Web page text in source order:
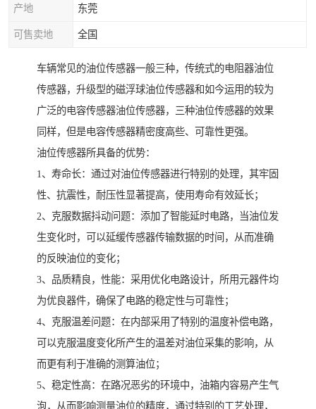
产地 东莞
可售卖地 全国
车辆常见的油位传感器一般三种，传统式的电阻器油位
传感器，升级型的磁浮球油位传感器和如今运用的较为
广泛的电容传感器油位传感器，三种油位传感器的效果
同样，但是电容传感器精密度高些、可靠性更强。
油位传感器所具备的优势：
1、寿命长：通过对油位传感器进行特别的处理，其牢固
性、抗震性，耐压性显著提高，使用寿命有效延长；
2、克服数据抖动问题：添加了智能延时电路，当油位发
生变化时，可以延缓传感器传输数据的时间，从而准确
的反映油位的变化；
3、品质精良，性能：采用优化电路设计，所用元器件均
为优良器件，确保了电路的稳定性与可靠性；
4、克服温差问题：在内部采用了特别的温度补偿电路，
可以克服温度变化所产生的温差对油位采集的影响，从
而更有利于准确的测算油位；
5、稳定性高：在路况恶劣的环境中，油箱内容易产生气
泡，从而影响测量油位的精度，通过特别的工艺处理，